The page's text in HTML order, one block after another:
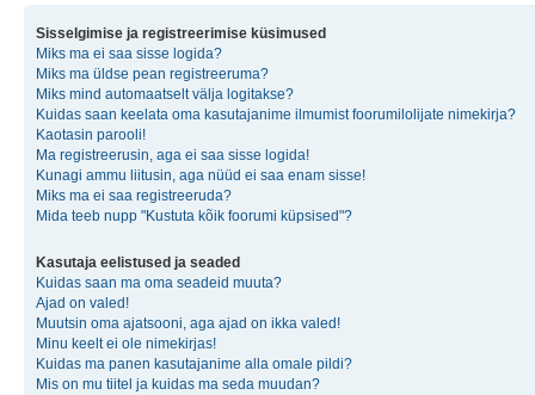
Sisselgimise ja registreerimise küsimused
Miks ma ei saa sisse logida?
Miks ma üldse pean registreeruma?
Miks mind automaatselt välja logitakse?
Kuidas saan keelata oma kasutajanime ilmumist foorumilolijate nimekirja?
Kaotasin parooli!
Ma registreerusin, aga ei saa sisse logida!
Kunagi ammu liitusin, aga nüüd ei saa enam sisse!
Miks ma ei saa registreeruda?
Mida teeb nupp "Kustuta kõik foorumi küpsised"?
Kasutaja eelistused ja seaded
Kuidas saan ma oma seadeid muuta?
Ajad on valed!
Muutsin oma ajatsooni, aga ajad on ikka valed!
Minu keelt ei ole nimekirjas!
Kuidas ma panen kasutajanime alla omale pildi?
Mis on mu tiitel ja kuidas ma seda muudan?